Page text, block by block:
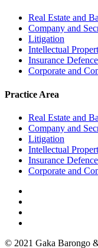
Real Estate and
Company and
Litigation
Intellectual
Insurance Defence
Corporate and
Practice Area
Real Estate and
Company and
Litigation
Intellectual
Insurance Defence
Corporate and
© 2021 Gaka Barongo